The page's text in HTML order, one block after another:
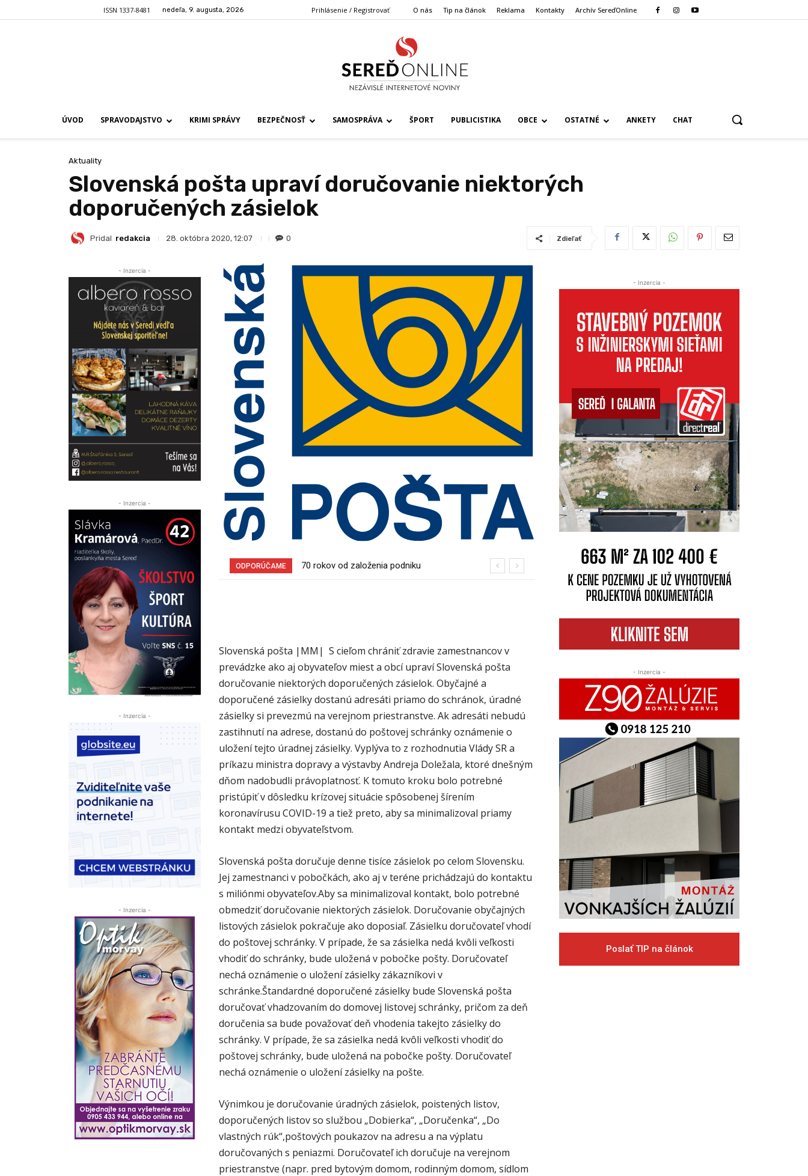
ISSN 1337-8481 nedeľa, 9. augusta, 2026 Prihlásenie / Registrovať O nás Tip na článok Reklama Kontakty Archív SereďOnline
ÚVOD SPRAVODAJSTVO KRIMI SPRÁVY BEZPEČNOSŤ SAMOSPRÁVA ŠPORT PUBLICISTIKA OBCE OSTATNÉ ANKETY CHAT
Aktuality
Slovenská pošta upraví doručovanie niektorých
doporučených zásielok
Pridal redakcia 28. októbra 2020, 12:07 0 Zdieľať
- Inzercia -
- Inzercia -
- Inzercia -
- Inzercia -
ODPORÚČAME
70 rokov od založenia podniku
Sereď niekedy bola mestom s
Slovenská pošta |MM| S cieľom chrániť zdravie zamestnancov v
prevádzke ako aj obyvateľov miest a obcí upraví Slovenská pošta
doručovanie niektorých doporučených zásielok. Obyčajné a
doporučené zásielky dostanú adresáti priamo do schránok, úradné
zásielky si prevezmú na verejnom priestranstve. Ak adresáti nebudú
zastihnutí na adrese, dostanú do poštovej schránky oznámenie o
uložení tejto úradnej zásielky. Vyplýva to z rozhodnutia Vlády SR a
príkazu ministra dopravy a výstavby Andreja Doležala, ktoré dnešným
dňom nadobudli právoplatnosť. K tomuto kroku bolo potrebné
pristúpiť v dôsledku krízovej situácie spôsobenej šírením
koronavírusu COVID-19 a tiež preto, aby sa minimalizoval priamy
kontakt medzi obyvateľstvom.
Slovenská pošta doručuje denne tisíce zásielok po celom Slovensku.
Jej zamestnanci v pobočkách, ako aj v teréne prichádzajú do kontaktu
s miliónmi obyvateľov.Aby sa minimalizoval kontakt, bolo potrebné
obmedziť doručovanie niektorých zásielok. Doručovanie obyčajných
listových zásielok pokračuje ako doposiaľ. Zásielku doručovateľ vhodí
do poštovej schránky. V prípade, že sa zásielka nedá kvôli veľkosti
vhodiť do schránky, bude uložená v pobočke pošty. Doručovateľ
nechá oznámenie o uložení zásielky zákazníkovi v
schránke.Štandardné doporučené zásielky bude Slovenská pošta
doručovať vhadzovaním do domovej listovej schránky, pričom za deň
doručenia sa bude považovať deň vhodenia takejto zásielky do
schránky. V prípade, že sa zásielka nedá kvôli veľkosti vhodiť do
poštovej schránky, bude uložená na pobočke pošty. Doručovateľ
nechá oznámenie o uložení zásielky na pošte.
Výnimkou je doručovanie úradných zásielok, poistených listov,
doporučených listov so službou „Dobierka“, „Doručenka“, „Do
vlastných rúk“,poštových poukazov na adresu a na výplatu
doručovaných s peniazmi. Doručovateľ ich doručuje na verejnom
priestranstve (napr. pred bytovým domom, rodinným domom, sídlom
- Inzercia -
- Inzercia -
Poslať TIP na článok